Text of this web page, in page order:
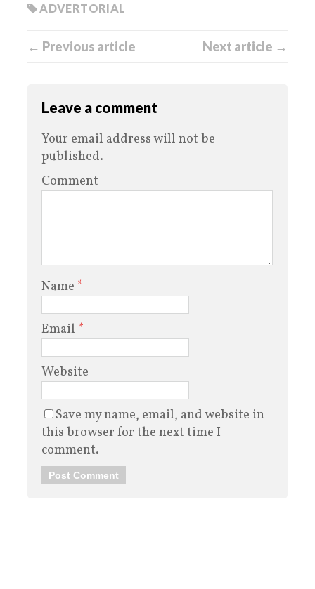
ADVERTORIAL
← Previous article Next article →
Leave a comment
Your email address will not be
published.
Comment
Name *
Email *
Website
Save my name, email, and website in
this browser for the next time I
comment.